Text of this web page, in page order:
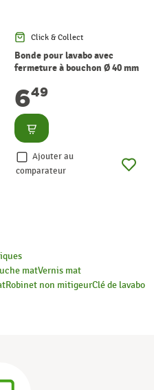
Click & Collect
Bonde pour lavabo avec
fermeture à bouchon Ø 40 mm
649
Consulter
Ajouter au
comparateur
matVernis mat
Robinet non mitigeurClé de lavabo